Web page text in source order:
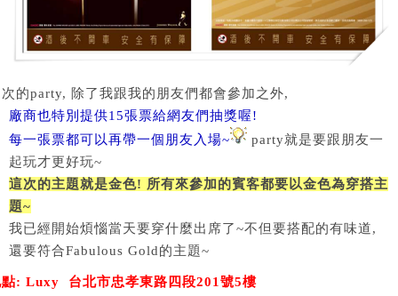
的party, 除了我跟我的朋友們都會參加之外,
廠商也特別提供15張票給網友們抽獎喔!
每一張票都可以再帶一個朋友入場~
party就是要跟朋友一
起玩才更好玩~
這次的主題就是金色! 所有來參加的賓客都要以金色為穿搭主
題~
我已經開始煩惱當天要穿什麼出席了~不但要搭配的有味道,
還要符合Fabulous Gold的主題~
點: Luxy 台北市忠孝東路四段201號5樓